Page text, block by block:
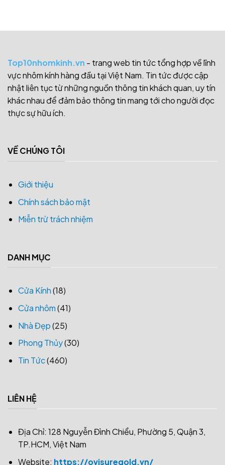
Top10nhomkinh.vn - trang web tin tức tổng hợp về lĩnh
vực nhôm kính hàng đầu tại Việt Nam. Tin tức được cập
nhật liên tục từ những nguồn thông tin khách quan, uy tín
khác nhau để đảm bảo thông tin mang tới cho người đọc
thực sự hữu ích.
VỀ CHÚNG TÔI
Giới thiệu
Chính sách bảo mật
Miễn trừ trách nhiệm
DANH MỤC
Cửa Kính(18)
Cửa nhôm(41)
Nhà Đẹp(25)
Phong Thủy(30)
Tin Tức(460)
LIÊN HỆ
Địa Chỉ: 128 Nguyễn Đình Chiểu, Phường 5, Quận 3,
TP.HCM, Việt Nam
Website: https://ovisuregold.vn/